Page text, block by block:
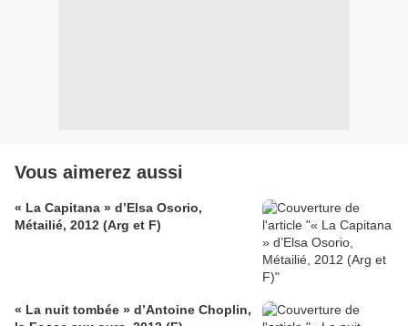
Vous aimerez aussi
« La Capitana » d’Elsa Osorio,
Métailié, 2012 (Arg et F)
« La nuit tombée » d’Antoine Choplin,